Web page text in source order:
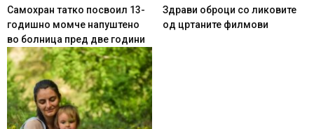
Самохран татко посвоил 13-
годишно момче напуштено
во болница пред две години
Здрави оброци со ликовите
од цртаните филмови